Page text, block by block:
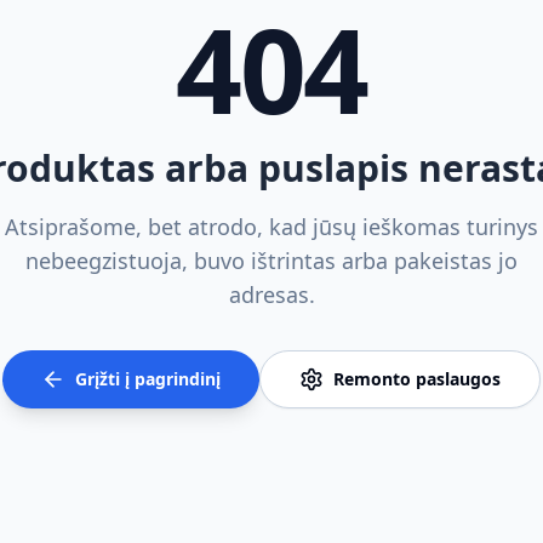
404
arba puslapis
Atsiprašome, bet atrodo, kad jūsų ieškomas turinys
nebeegzistuoja, buvo ištrintas arba pakeistas jo
adresas.
Grįžti į pagrindinį Remonto paslaugos